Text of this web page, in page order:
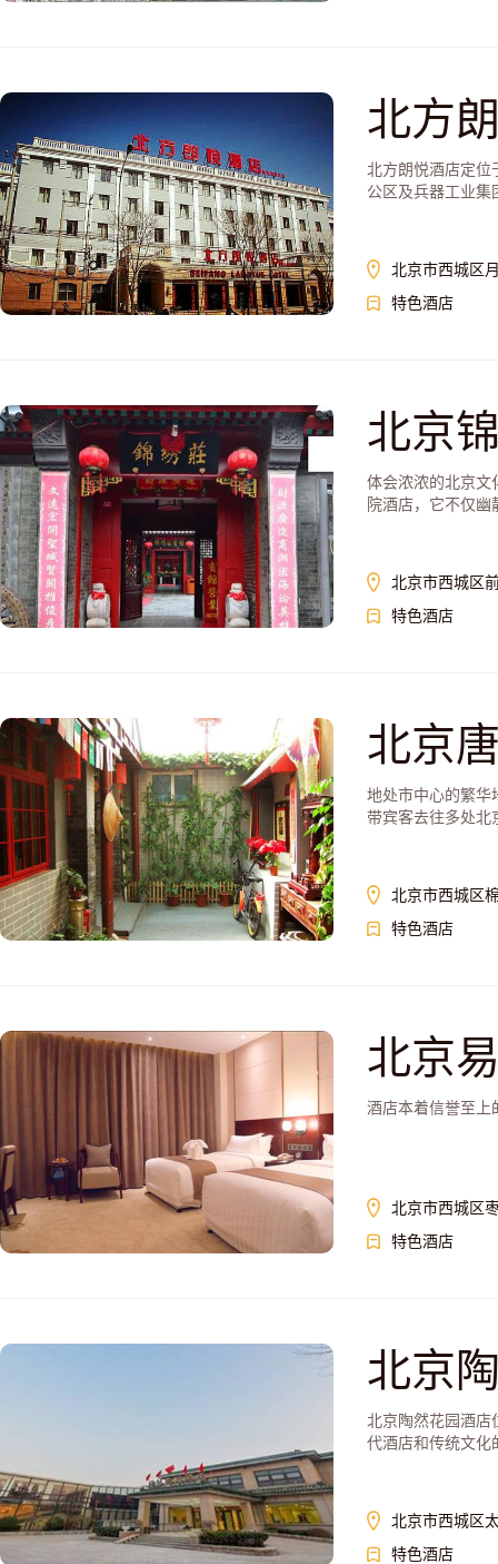
北方
北方朗悦酒店定位
公区及兵器工业集
北京市西城区
特色酒店
北京
体会浓浓的北京文
院酒店，它不仅幽
北京市西城区
特色酒店
北京
地处市中心的繁华
带宾客去往多处北
北京市西城区
特色酒店
北京
酒店本着信誉至上
北京市西城区
特色酒店
北京
北京陶然花园酒店
代酒店和传统文化
北京市西城区
特色酒店